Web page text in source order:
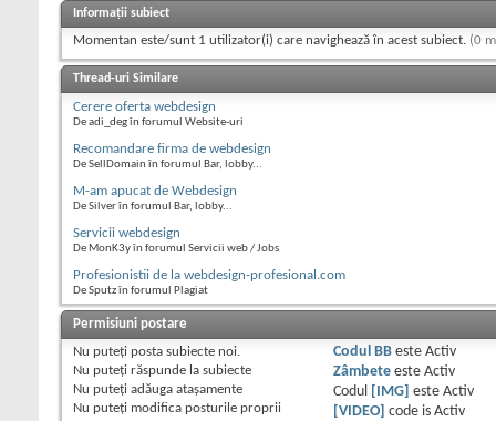
Informații subiect
Momentan este/sunt 1 utilizator(i) care navighează în acest subiect. (0
Thread-uri Similare
Cerere oferta webdesign
De adi_deg în forumul Website-uri
Recomandare firma de webdesign
De SellDomain în forumul Bar, lobby...
M-am apucat de Webdesign
De Silver în forumul Bar, lobby...
Servicii webdesign
De MonK3y în forumul Servicii web / Jobs
Profesionistii de la webdesign-profesional.com
De Sputz în forumul Plagiat
Permisiuni postare
Nu puteţi posta subiecte noi.
Nu puteţi răspunde la subiecte
Nu puteţi adăuga ataşamente
Nu puteţi modifica posturile proprii
Codul BBeste Activ
Zâmbeteeste Activ
Codul
[IMG] este Activ
[VIDEO]
code is Activ